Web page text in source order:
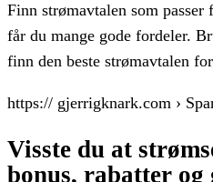
Finn strømavtalen som passer
får du mange gode fordeler.
finn den beste strømavtalen
https:// gjerrigknark.com ›
Visste du at
bonus, rabatter